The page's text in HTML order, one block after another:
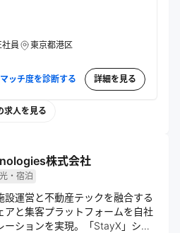
上と業績拡大を支援。BLUEPRINT
のデジタル変革にも貢献する。
社員 東京都港区
マッチ度を診断する 詳細を見る
求人を見る
株式会社
・宿泊
設運営と不動産テックを融合する
アと集客プラットフォームを自社
ションを実現。「StayX」シス